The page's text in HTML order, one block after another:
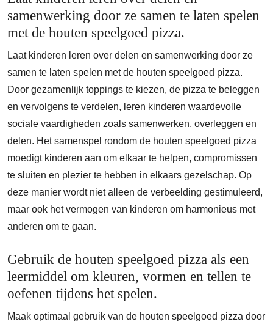
samenwerking door ze samen te laten spelen
met de houten speelgoed pizza.
Laat kinderen leren over delen en samenwerking door ze
samen te laten spelen met de houten speelgoed pizza.
Door gezamenlijk toppings te kiezen, de pizza te beleggen
en vervolgens te verdelen, leren kinderen waardevolle
sociale vaardigheden zoals samenwerken, overleggen en
delen. Het samenspel rondom de houten speelgoed pizza
moedigt kinderen aan om elkaar te helpen, compromissen
te sluiten en plezier te hebben in elkaars gezelschap. Op
deze manier wordt niet alleen de verbeelding gestimuleerd,
maar ook het vermogen van kinderen om harmonieus met
anderen om te gaan.
Gebruik de houten speelgoed pizza als een
leermiddel om kleuren, vormen en tellen te
oefenen tijdens het spelen.
Maak optimaal gebruik van de houten speelgoed pizza door